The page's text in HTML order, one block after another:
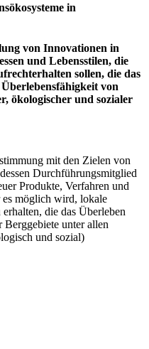
in
von Innovationen in
und Lebensstilen, die
sollen, die das
von
ökologischer und sozialer
mit den Zielen von
Durchführungsmitglied
Produkte, Verfahren und
es möglich wird, lokale
die das Überleben
unter allen
und sozial)